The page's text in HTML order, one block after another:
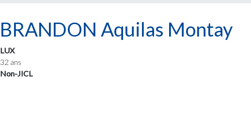
BRANDON Aquilas Montay
LUX
32 ans
Non-JICL